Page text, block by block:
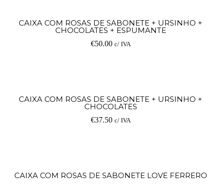
CAIXA COM ROSAS DE SABONETE + URSINHO +
CHOCOLATES + ESPUMANTE
€50.00 c/ IVA
CAIXA COM ROSAS DE SABONETE + URSINHO +
CHOCOLATES
€37.50 c/ IVA
CAIXA COM ROSAS DE SABONETE LOVE FERRERO